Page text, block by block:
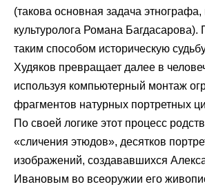
(такова основная задача
культуролога Романа
таким способом историческую
Худяков превращает далее в
используя компьютерный монтаж
фрагментов натурных портретных
По своей логике этот процесс
«сличения этюдов», десятков
изображений, создававшихся
Ивановым во всеоружии его